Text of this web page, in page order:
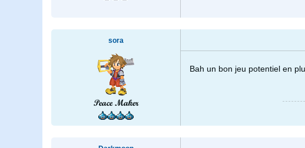
sora
Peace Maker
Bah un bon jeu potentiel en